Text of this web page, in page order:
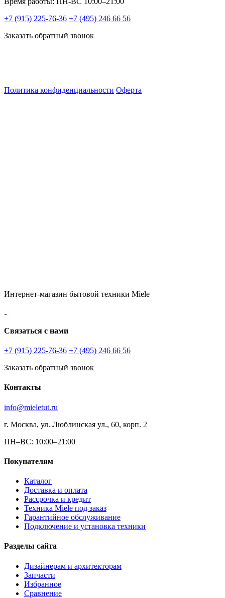
+7 (915) 225-76-36 +7 (495) 246 66 56
Заказать обратный звонок
Политика конфиденциальности Оферта
Интернет-магазин бытовой техники Miele
Связаться с нами
+7 (915) 225-76-36 +7 (495) 246 66 56
Заказать обратный звонок
Контакты
info@mieletut.ru
г. Москва, ул. Люблинская ул., 60, корп. 2
ПН–ВС: 10:00–21:00
Покупателям
Каталог
Доставка и оплата
Рассрочка и кредит
Техника Miele под заказ
Гарантийное обслуживание
Подключение и установка техники
Разделы сайта
Дизайнерам и архитекторам
Запчасти
Избранное
Сравнение